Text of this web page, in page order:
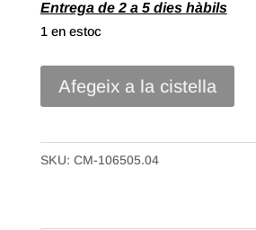
Entrega de 2 a 5 dies hàbils
1 en estoc
quantitat
Afegeix a la cistella
SKU: CM-106505.04